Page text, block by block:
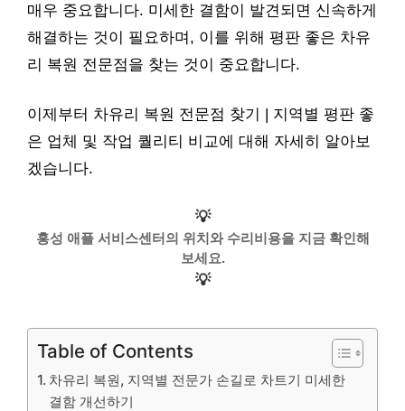
매우 중요합니다. 미세한 결함이 발견되면 신속하게
해결하는 것이 필요하며, 이를 위해 평판 좋은 차유
리 복원 전문점을 찾는 것이 중요합니다.
이제부터 차유리 복원 전문점 찾기 | 지역별 평판 좋
은 업체 및 작업 퀄리티 비교에 대해 자세히 알아보
겠습니다.
💡
홍성 애플 서비스센터의 위치와 수리비용을 지금 확인해
보세요.
💡
Table of Contents
차유리 복원, 지역별 전문가 손길로 차트기 미세한
결함 개선하기